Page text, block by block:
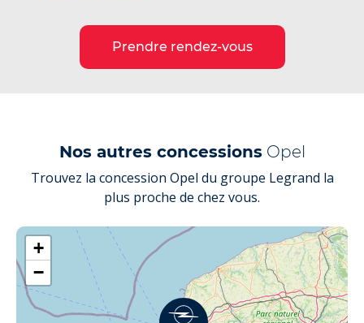
Prendre rendez-vous
Nos autres concessionsOpel
Trouvez la concession Opel du groupe Legrand la
plus proche de chez vous.
+
−